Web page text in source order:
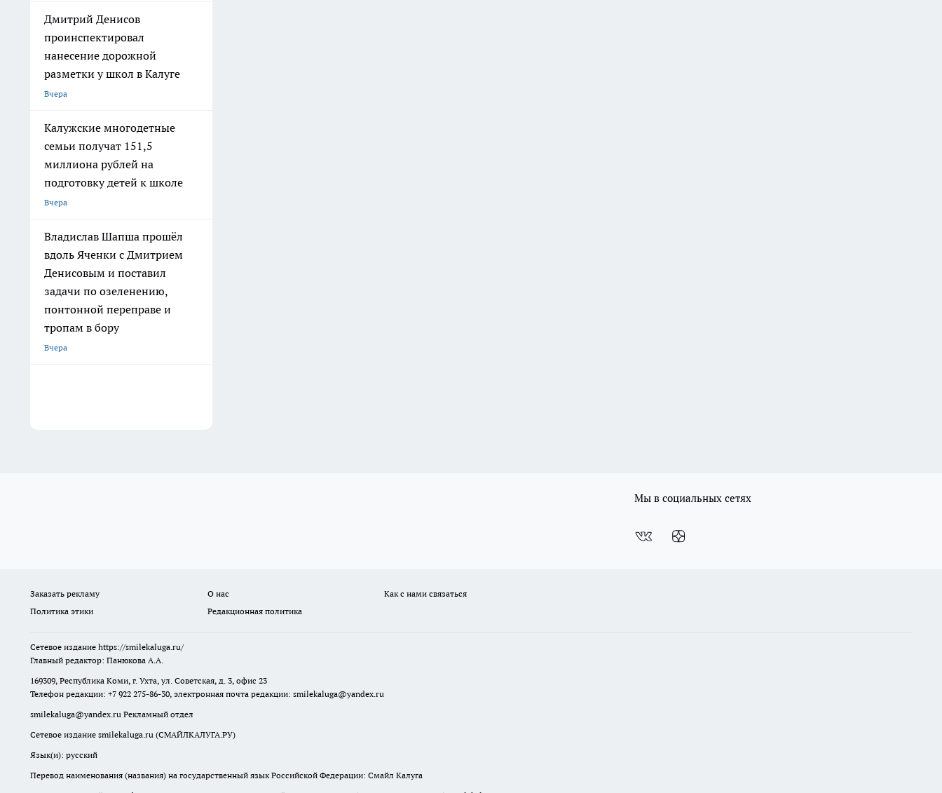
Дмитрий Денисов
проинспектировал
нанесение дорожной
разметки у школ в Калуге
Вчера
Калужские многодетные
семьи получат 151,5
миллиона рублей на
подготовку детей к школе
Вчера
Владислав Шапша прошёл
вдоль Яченки с Дмитрием
Денисовым и поставил
задачи по озеленению,
понтонной переправе и
тропам в бору
Вчера
Мы в социальных сетях
Заказать рекламу О нас
Как с нами связаться
Политика этики
Редакционная политика
Сетевое издание https://smilekaluga.ru/
Главный редактор: Панюкова А.А.
169309, Республика Коми, г. Ухта, ул. Советская, д. 3, офис 23
Телефон редакции: +7 922 275-86-30, электронная почта редакции: smilekaluga@yandex.ru
smilekaluga@yandex.ru Рекламный отдел
Сетевое издание smilekaluga.ru (СМАЙЛКАЛУГА.РУ)
Язык(и): русский
Перевод наименования (названия) на государственный язык Российской Федерации: Смайл Калуга